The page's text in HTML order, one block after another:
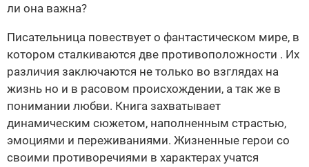
ли она важна?
Писательница повествует о фантастическом мире, в
котором сталкиваются две противоположности . Их
различия заключаются не только во взглядах на
жизнь но и в расовом происхождении, а так же в
понимании любви. Книга захватывает
динамическим сюжетом, наполненным страстью,
эмоциями и переживаниями. Жизненные герои со
своими противоречиями в характерах учатся